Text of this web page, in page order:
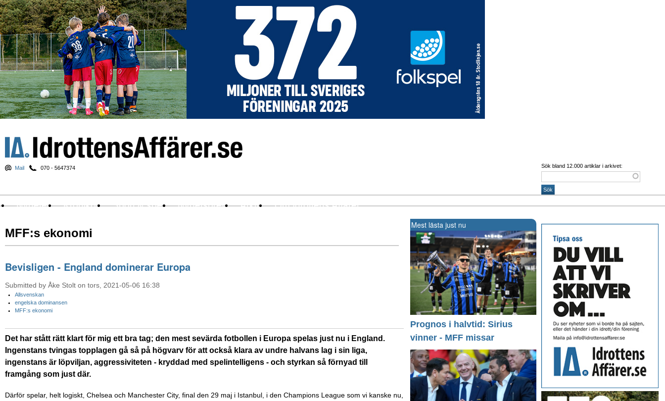
Mail 070 - 5647374 Sök bland 12.000 artiklar i arkivet:
Nyheter Krönikor Sport & spel Nyhetsbrev Arkiv Om Idrottens Affärer
MFF:s ekonomi
Bevisligen - England dominerar Europa
Submitted by Åke Stolt on tors, 2021-05-06 16:38
Allsvenskan
engelska dominansen
MFF:s ekonomi
Det har stått rätt klart för mig ett bra tag; den mest sevärda fotbollen i Europa spelas just nu i England.
Ingenstans tvingas topplagen gå så på högvarv för att också klara av undre halvans lag i sin liga,
ingenstans är löpviljan, aggressiviteten - kryddad med spelintelligens - och styrkan så förnyad till
framgång som just där.
Därför spelar, helt logiskt, Chelsea och Manchester City, final den 29 maj i Istanbul, i den Champions League som vi kanske nu,
Mest lästa just nu
Prognos i halvtid: Sirius
vinner - MFF missar